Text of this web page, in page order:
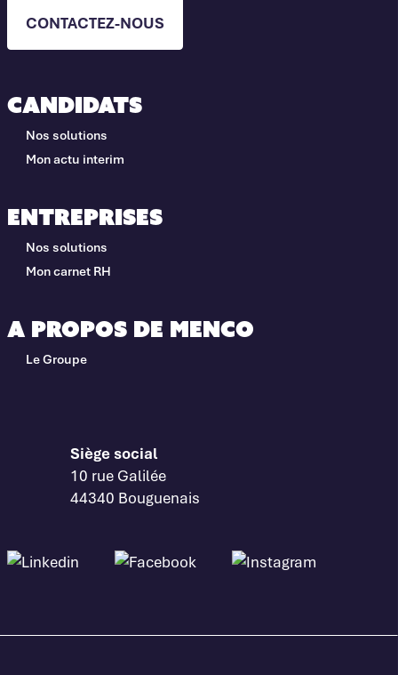
CONTACTEZ-NOUS
Candidats
Nos solutions
Mon actu interim
Entreprises
Nos solutions
Mon carnet RH
A propos de Menco
Le Groupe
Siège social
10 rue Galilée
44340 Bouguenais